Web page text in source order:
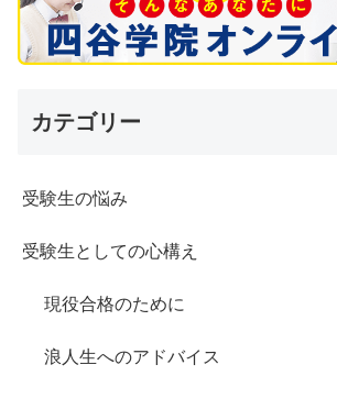
カテゴリー
受験生の悩み
受験生としての心構え
現役合格のために
浪人生へのアドバイス